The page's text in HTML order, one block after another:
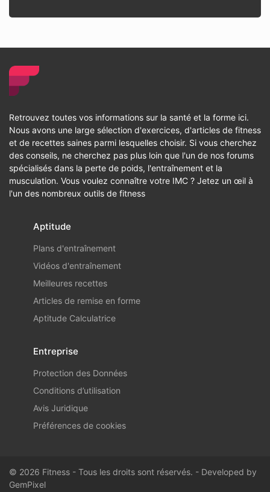
Retrouvez toutes vos informations sur la santé et la forme ici.
Nous avons une large sélection d'exercices, d'articles de fitness
et de recettes saines parmi lesquelles choisir. Si vous cherchez
des conseils, ne cherchez pas plus loin que l'un de nos forums
spécialisés dans la perte de poids, l'entraînement et la
musculation. Vous voulez connaître votre IMC ? Jetez un œil à
l'un des nombreux outils de fitness
Aptitude
Plans d'entraînement
Vidéos d'entraînement
Meilleures recettes
Articles de remise en forme
Aptitude Calculatrice
Entreprise
Protection des Données
Conditions d’utilisation
Avis Juridique
Préférences de cookies
© 2026 Fitness - Tous les droits sont réservés. - Developed by
GemPixel